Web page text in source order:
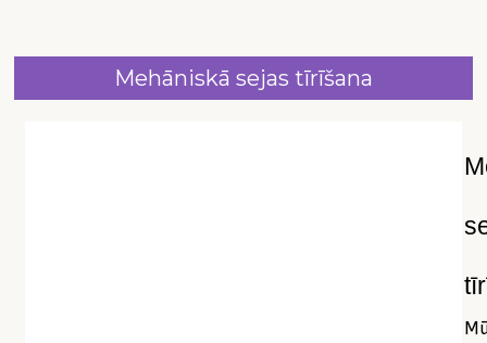
Mehāniskā sejas tīrīšana